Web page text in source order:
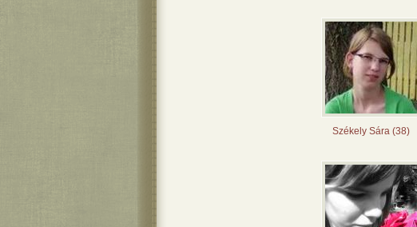
Székely Sára (38)